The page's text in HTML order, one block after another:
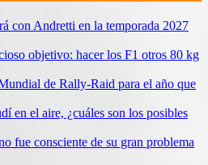
con Andretti en la temporada 2027
objetivo: hacer los F1 otros 80 kg
de Rally-Raid para el año que
en el aire, ¿cuáles son los posibles
fue consciente de su gran problema